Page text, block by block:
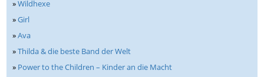
»Wildhexe
»Girl
»Ava
»Thilda & die beste Band der Welt
» Power to the Children – Kinder an die Macht